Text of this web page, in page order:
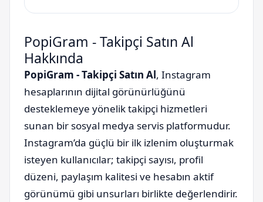
PopiGram - Takipçi Satın Al
Hakkında
PopiGram - Takipçi Satın Al, Instagram
hesaplarının dijital görünürlüğünü
desteklemeye yönelik takipçi hizmetleri
sunan bir sosyal medya servis platformudur.
Instagram’da güçlü bir ilk izlenim oluşturmak
isteyen kullanıcılar; takipçi sayısı, profil
düzeni, paylaşım kalitesi ve hesabın aktif
görünümü gibi unsurları birlikte değerlendirir.